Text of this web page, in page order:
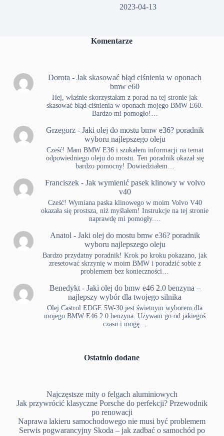
2023-04-13
Komentarze
Dorota -Jak skasować błąd ciśnienia w oponach
bmw e60
Hej, właśnie skorzystałam z porad na tej stronie jak
skasować błąd ciśnienia w oponach mojego BMW E60.
Bardzo mi pomogło!…
Grzegorz- Jaki olej do mostu bmw e36? poradnik
wyboru najlepszego oleju
Cześć! Mam BMW E36 i szukałem informacji na temat
odpowiedniego oleju do mostu. Ten poradnik okazał się
bardzo pomocny! Dowiedziałem…
Franciszek- Jak wymienić pasek klinowy w volvo
v40
Cześć! Wymiana paska klinowego w moim Volvo V40
okazała się prostsza, niż myślałem! Instrukcje na tej stronie
naprawdę mi pomogły.…
Anatol - Jaki olej do mostu bmw e36? poradnik
wyboru najlepszego oleju
Bardzo przydatny poradnik! Krok po kroku pokazano, jak
zresetować skrzynię w moim BMW i poradzić sobie z
problemem bez konieczności…
Benedykt- Jaki olej do bmw e46 2.0 benzyna –
najlepszy wybór dla twojego silnika
Olej Castrol EDGE 5W-30 jest świetnym wyborem dla
mojego BMW E46 2.0 benzyna. Używam go od jakiegoś
czasu i mogę…
Ostatnio dodane
Najczęstsze mity o felgach aluminiowych
Jak przywrócić klasyczne Porsche do perfekcji? Przewodnik
po renowacji
Naprawa lakieru samochodowego nie musi być problemem
Serwis pogwarancyjny Skoda – jak zadbać o samochód po